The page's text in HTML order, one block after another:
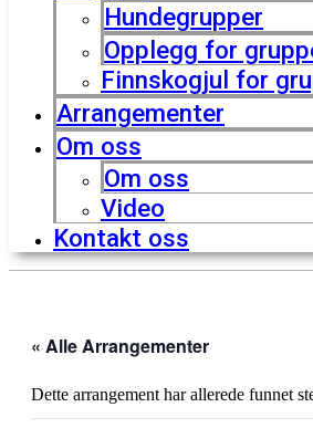
Hundegrupper
Opplegg for
Finnskogjul for
Arrangementer
Om oss
Om oss
Video
Kontakt oss
« Alle Arrangementer
Dette arrangement har allerede funnet